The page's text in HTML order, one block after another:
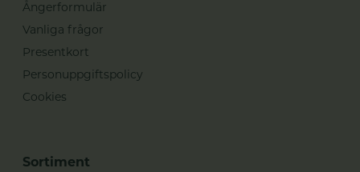
Ångerformulär
Vanliga frågor
Presentkort
Personuppgiftspolicy
Cookies
Sortiment